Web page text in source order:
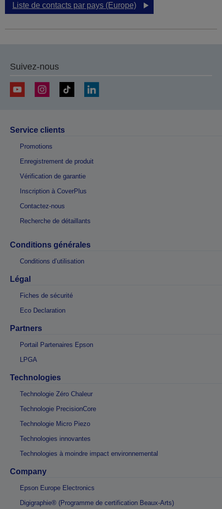
Liste de contacts par pays (Europe)
Suivez-nous
Service clients
Promotions
Enregistrement de produit
Vérification de garantie
Inscription à CoverPlus
Contactez-nous
Recherche de détaillants
Conditions générales
Conditions d’utilisation
Légal
Fiches de sécurité
Eco Declaration
Partners
Portail Partenaires Epson
LPGA
Technologies
Technologie Zéro Chaleur
Technologie PrecisionCore
Technologie Micro Piezo
Technologies innovantes
Technologies à moindre impact environnemental
Company
Epson Europe Electronics
Digigraphie® (Programme de certification Beaux-Arts)